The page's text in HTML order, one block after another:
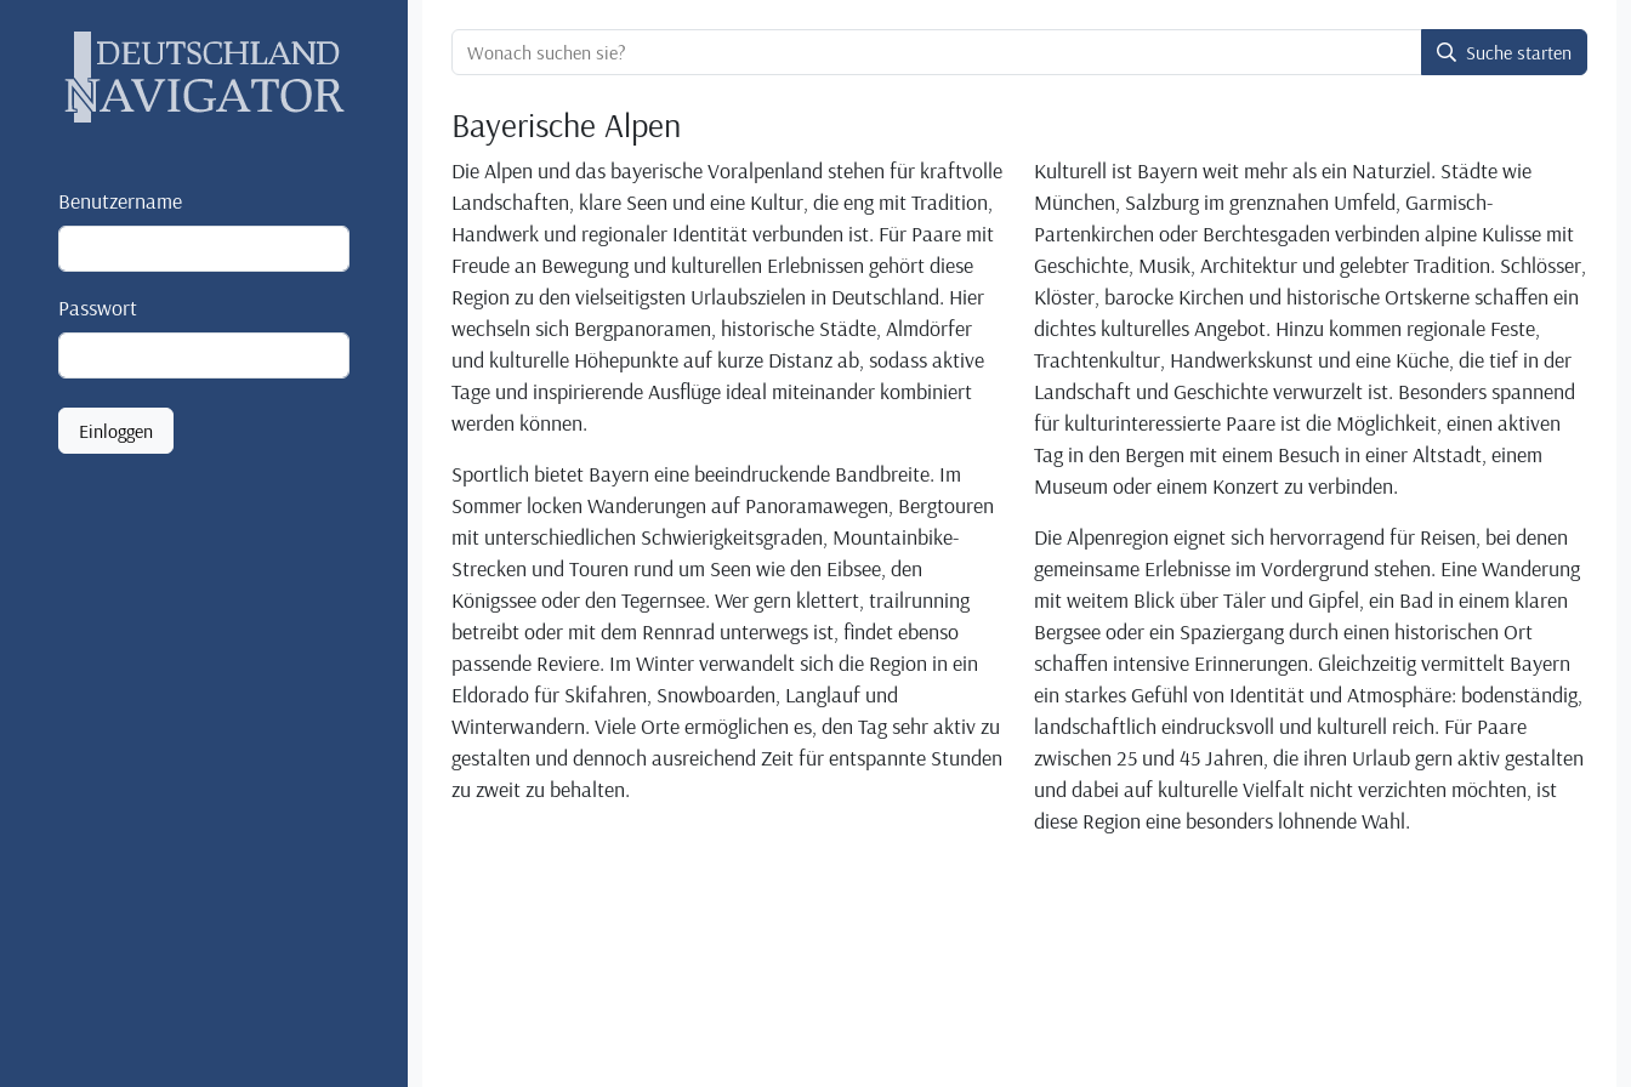
Benutzername
Passwort
Einloggen
Ortssuche: Suche starten
Bayerische Alpen
Die Alpen und das bayerische Voralpenland stehen für kraftvolle
Landschaften, klare Seen und eine Kultur, die eng mit Tradition,
Handwerk und regionaler Identität verbunden ist. Für Paare mit
Freude an Bewegung und kulturellen Erlebnissen gehört diese
Region zu den vielseitigsten Urlaubszielen in Deutschland. Hier
wechseln sich Bergpanoramen, historische Städte, Almdörfer
und kulturelle Höhepunkte auf kurze Distanz ab, sodass aktive
Tage und inspirierende Ausflüge ideal miteinander kombiniert
werden können.
Sportlich bietet Bayern eine beeindruckende Bandbreite. Im
Sommer locken Wanderungen auf Panoramawegen, Bergtouren
mit unterschiedlichen Schwierigkeitsgraden, Mountainbike-
Strecken und Touren rund um Seen wie den Eibsee, den
Königssee oder den Tegernsee. Wer gern klettert, trailrunning
betreibt oder mit dem Rennrad unterwegs ist, findet ebenso
passende Reviere. Im Winter verwandelt sich die Region in ein
Eldorado für Skifahren, Snowboarden, Langlauf und
Winterwandern. Viele Orte ermöglichen es, den Tag sehr aktiv zu
gestalten und dennoch ausreichend Zeit für entspannte Stunden
zu zweit zu behalten.
Kulturell ist Bayern weit mehr als ein Naturziel. Städte wie
München, Salzburg im grenznahen Umfeld, Garmisch-
Partenkirchen oder Berchtesgaden verbinden alpine Kulisse mit
Geschichte, Musik, Architektur und gelebter Tradition. Schlösser,
Klöster, barocke Kirchen und historische Ortskerne schaffen ein
dichtes kulturelles Angebot. Hinzu kommen regionale Feste,
Trachtenkultur, Handwerkskunst und eine Küche, die tief in der
Landschaft und Geschichte verwurzelt ist. Besonders spannend
für kulturinteressierte Paare ist die Möglichkeit, einen aktiven
Tag in den Bergen mit einem Besuch in einer Altstadt, einem
Museum oder einem Konzert zu verbinden.
Die Alpenregion eignet sich hervorragend für Reisen, bei denen
gemeinsame Erlebnisse im Vordergrund stehen. Eine Wanderung
mit weitem Blick über Täler und Gipfel, ein Bad in einem klaren
Bergsee oder ein Spaziergang durch einen historischen Ort
schaffen intensive Erinnerungen. Gleichzeitig vermittelt Bayern
ein starkes Gefühl von Identität und Atmosphäre: bodenständig,
landschaftlich eindrucksvoll und kulturell reich. Für Paare
zwischen 25 und 45 Jahren, die ihren Urlaub gern aktiv gestalten
und dabei auf kulturelle Vielfalt nicht verzichten möchten, ist
diese Region eine besonders lohnende Wahl.